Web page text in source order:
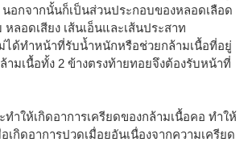
อกจากนั้นก็เป็นส่วนประกอบของหลอดเลือด
ลอดเสียง เส้นเอ็นและเส้นประสาท
ได้ทำหน้าที่รับน้ำหนักหรือช่วยกล้ามเนื้อที่อยู่
ามเนื้อทั้ง 2 ข้างตรงท้ายทอยจึงต้องรับหน้าที่
ทำให้เกิดอาการเครียดของกล้ามเนื้อคอ ทำให้
เกิดอาการปวดเมื่อยอันเนื่องจากความเครียด